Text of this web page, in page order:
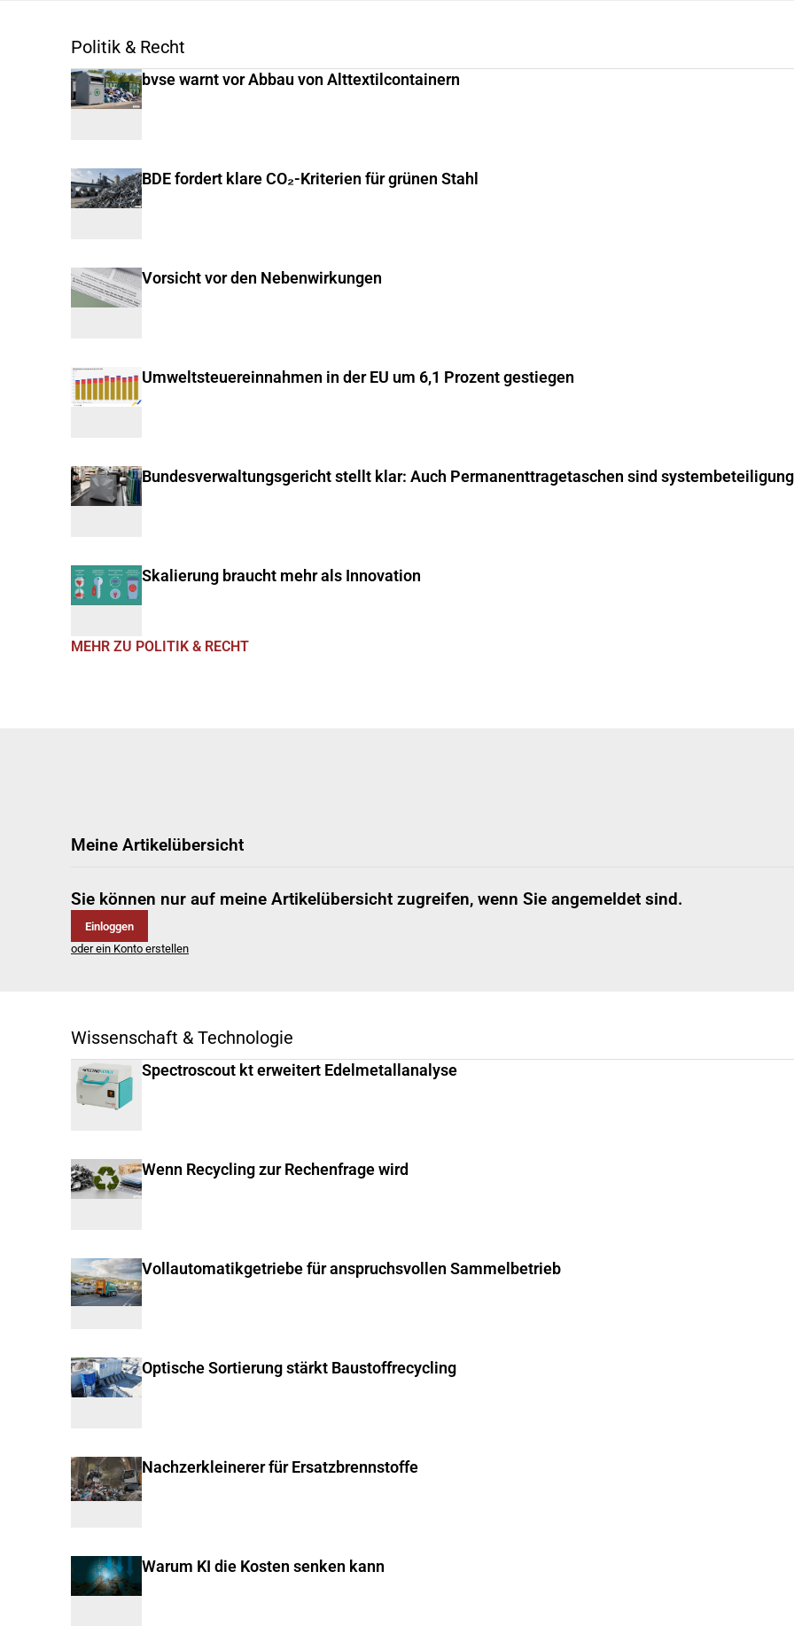
Politik & Recht
bvse warnt vor Abbau von Alttextilcontainern
BDE fordert klare CO₂-Kriterien für grünen Stahl
Vorsicht vor den Nebenwirkungen
Umweltsteuereinnahmen in der EU um 6,1 Prozent gestiegen
Bundesverwaltungsgericht stellt klar: Auch Permanenttragetaschen sind
Skalierung braucht mehr als Innovation
MEHR ZU POLITIK & RECHT
Meine Artikelübersicht
Sie können nur auf meine Artikelübersicht zugreifen, wenn Sie angemeldet sind.
Einloggen
oder ein Konto erstellen
Wissenschaft & Technologie
Spectroscout kt erweitert Edelmetallanalyse
Wenn Recycling zur Rechenfrage wird
Vollautomatikgetriebe für anspruchsvollen Sammelbetrieb
Optische Sortierung stärkt Baustoffrecycling
Nachzerkleinerer für Ersatzbrennstoffe
Warum KI die Kosten senken kann